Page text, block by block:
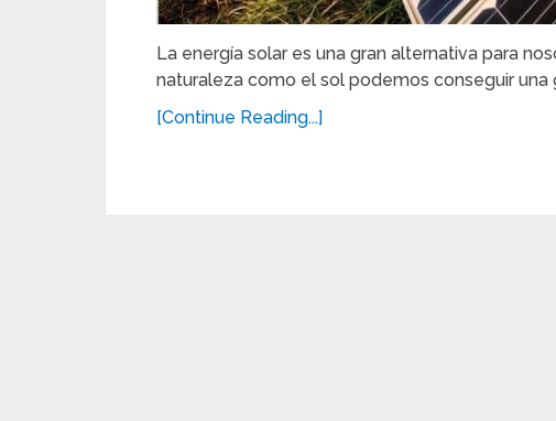
La energía solar es una gran alternativa para
naturaleza como el sol podemos conseguir una
[Continue Reading...]